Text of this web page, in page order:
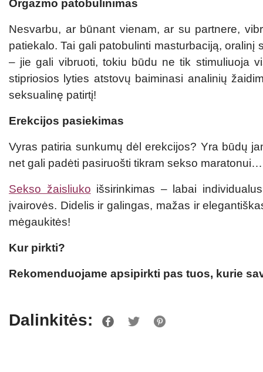
Orgazmo patobulinimas
Nesvarbu, ar būnant vienam, ar su partnere,
patiekalo. Tai gali patobulinti masturbaciją,
– jie gali vibruoti, tokiu būdu ne tik stimuliuoja
stipriosios lyties atstovų baiminasi analinių
seksualinę patirtį!
Erekcijos pasiekimas
Vyras patiria sunkumų dėl erekcijos? Yra būdų
net gali padėti pasiruošti tikram sekso
Sekso žaisliuko išsirinkimas – labai
įvairovės. Didelis ir galingas, mažas ir
mėgaukitės!
Kur pirkti?
Rekomenduojame apsipirkti pas tuos, kurie
Dalinkitės: